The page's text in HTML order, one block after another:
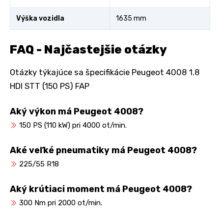
Výška vozidla 1635 mm
FAQ - Najčastejšie otázky
Otázky týkajúce sa špecifikácie Peugeot 4008 1.8
HDI STT (150 PS) FAP
Aký výkon má Peugeot 4008?
150 PS (110 kW) pri 4000 ot/min.
Aké veľké pneumatiky má Peugeot 4008?
225/55 R18
Aký krútiaci moment má Peugeot 4008?
300 Nm pri 2000 ot/min.